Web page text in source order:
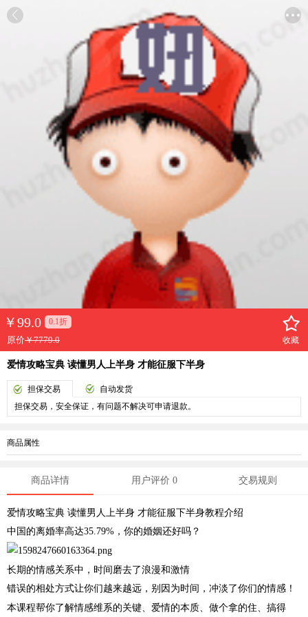
￥99.0 0.1折
原价￥7779.0 收藏
爱情攻略宝典 读懂男人上半身 才能征服下半身
担保交易
自动发货
担保交易，安全保证，有问题不解决可申请退款。
商品属性
商品详情 用户评价 0 交易规则
爱情攻略宝典 读懂男人上半身 才能征服下半身教程介绍
中国的离婚率高达35.79%，你的婚姻还好吗？
长期的情感关系中，时间磨去了浪漫和激情
错误的相处方式让你们越来越远，别因为时间，冲淡了你们的情感！
本课程帮你了解情感维系的关键、爱情的本质、做个拿的住、搞得